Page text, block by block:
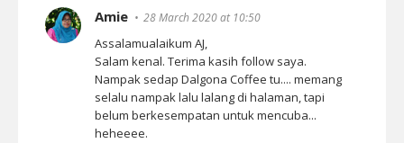
Amie 28 March 2020 at 10:50
Assalamualaikum AJ,
Salam kenal. Terima kasih follow saya.
Nampak sedap Dalgona Coffee tu.... memang
selalu nampak lalu lalang di halaman, tapi
belum berkesempatan untuk mencuba...
heheeee.